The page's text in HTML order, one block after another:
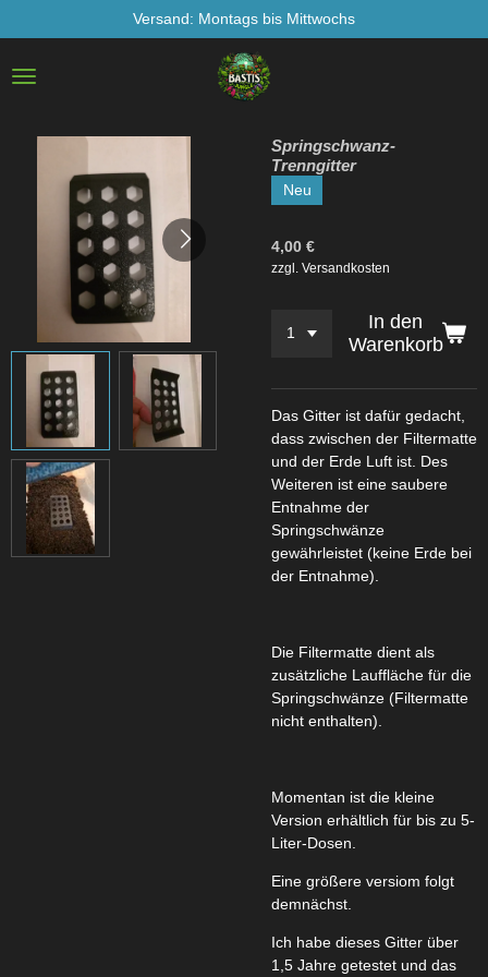
Hauptinhalt
springen
Versand: Montags bis Mittwochs
Springschwanz-
Trenngitter
Neu
4,00 €
zzgl. Versandkosten
In den
Warenkorb
Das Gitter ist dafür gedacht,
dass zwischen der Filtermatte
und der Erde Luft ist. Des
Weiteren ist eine saubere
Entnahme der
Springschwänze
gewährleistet (keine Erde bei
der Entnahme).
Die Filtermatte dient als
zusätzliche Lauffläche für die
Springschwänze (Filtermatte
nicht enthalten).
Momentan ist die kleine
Version erhältlich für bis zu 5-
Liter-Dosen.
Eine größere versiom folgt
demnächst.
Ich habe dieses Gitter über
1,5 Jahre getestet und das